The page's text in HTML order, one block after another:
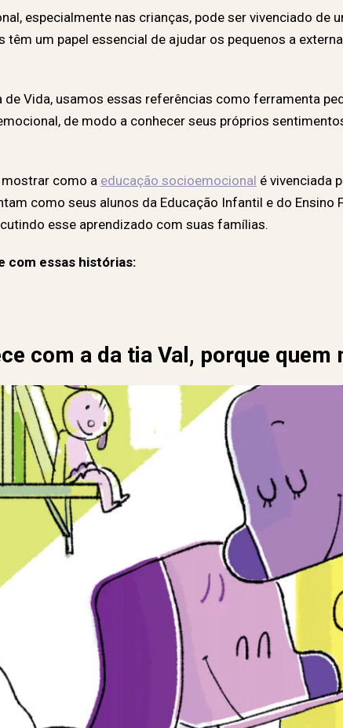
especialmente nas crianças, pode ser vivenciado de
têm um papel essencial de ajudar os pequenos a
Vida, usamos essas referências como ferramenta
de modo a conhecer seus próprios
mostrar como a educação socioemocional é vivenciada
como seus alunos da Educação Infantil e do Ensino
esse aprendizado com suas famílias.
com essas histórias:
com a da tia Val, porque quem